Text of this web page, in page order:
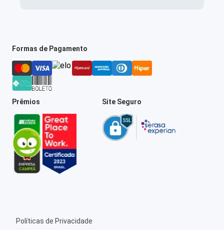
Formas de Pagamento
Prêmios Site Seguro
Políticas de Privacidade